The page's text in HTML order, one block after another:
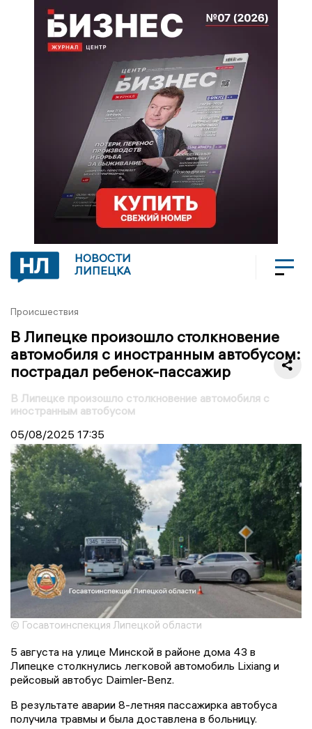
НОВОСТИ
ЛИПЕЦКА
Происшествия
В Липецке произошло столкновение
автомобиля с иностранным автобусом:
пострадал ребенок-пассажир
В Липецке произошло столкновение автомобиля с
иностранным автобусом
05/08/2025 17:35
© Госавтоинспекция Липецкой области
5 августа на улице Минской в районе дома 43 в
Липецке столкнулись легковой автомобиль Lixiang и
рейсовый автобус Daimler-Benz.
В результате аварии 8-летняя пассажирка автобуса
получила травмы и была доставлена в больницу.